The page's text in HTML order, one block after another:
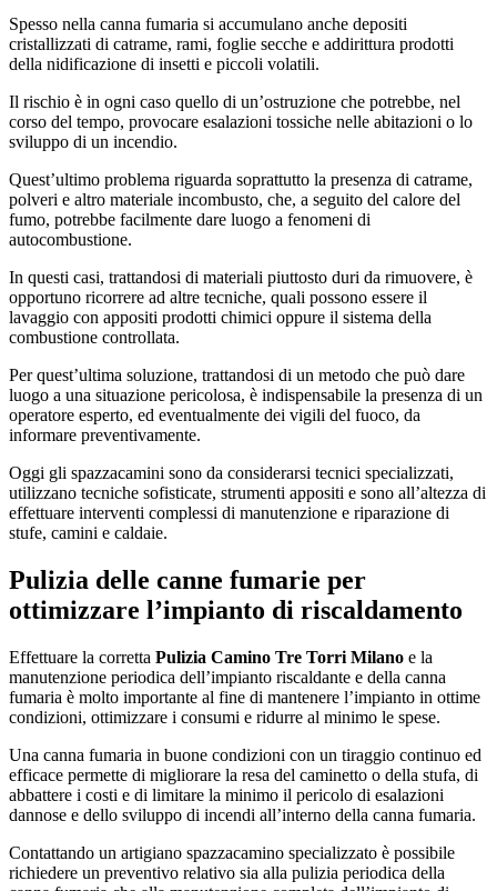
Spesso nella canna fumaria si accumulano anche depositi
cristallizzati di catrame, rami, foglie secche e addirittura prodotti
della nidificazione di insetti e piccoli volatili.
Il rischio è in ogni caso quello di un’ostruzione che potrebbe, nel
corso del tempo, provocare esalazioni tossiche nelle abitazioni o lo
sviluppo di un incendio.
Quest’ultimo problema riguarda soprattutto la presenza di catrame,
polveri e altro materiale incombusto, che, a seguito del calore del
fumo, potrebbe facilmente dare luogo a fenomeni di
autocombustione.
In questi casi, trattandosi di materiali piuttosto duri da rimuovere, è
opportuno ricorrere ad altre tecniche, quali possono essere il
lavaggio con appositi prodotti chimici oppure il sistema della
combustione controllata.
Per quest’ultima soluzione, trattandosi di un metodo che può dare
luogo a una situazione pericolosa, è indispensabile la presenza di un
operatore esperto, ed eventualmente dei vigili del fuoco, da
informare preventivamente.
Oggi gli spazzacamini sono da considerarsi tecnici specializzati,
utilizzano tecniche sofisticate, strumenti appositi e sono all’altezza di
effettuare interventi complessi di manutenzione e riparazione di
stufe, camini e caldaie.
Pulizia delle canne fumarie per
ottimizzare l’impianto di riscaldamento
Effettuare la corretta Pulizia Camino Tre Torri Milano e la
manutenzione periodica dell’impianto riscaldante e della canna
fumaria è molto importante al fine di mantenere l’impianto in ottime
condizioni, ottimizzare i consumi e ridurre al minimo le spese.
Una canna fumaria in buone condizioni con un tiraggio continuo ed
efficace permette di migliorare la resa del caminetto o della stufa, di
abbattere i costi e di limitare la minimo il pericolo di esalazioni
dannose e dello sviluppo di incendi all’interno della canna fumaria.
Contattando un artigiano spazzacamino specializzato è possibile
richiedere un preventivo relativo sia alla pulizia periodica della